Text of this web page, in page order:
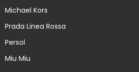
Michael Kors
Prada Linea Rossa
Persol
Miu Miu